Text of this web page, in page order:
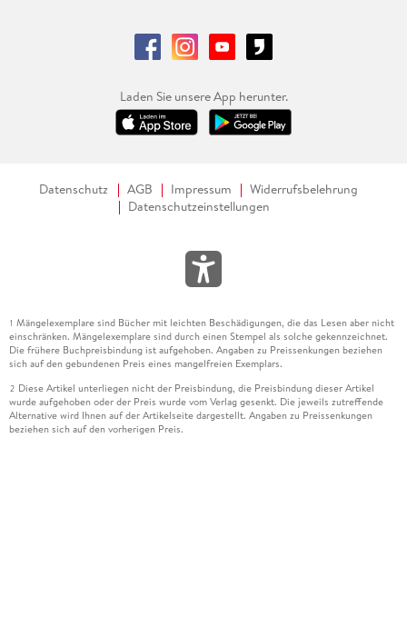
Laden Sie unsere App herunter.
Datenschutz AGB Impressum
Widerrufsbelehrung
Datenschutzeinstellungen
1 Mängelexemplare sind Bücher mit leichten Beschädigungen, die das Lesen aber nicht
einschränken. Mängelexemplare sind durch einen Stempel als solche gekennzeichnet.
Die frühere Buchpreisbindung ist aufgehoben. Angaben zu Preissenkungen beziehen
sich auf den gebundenen Preis eines mangelfreien Exemplars.
2 Diese Artikel unterliegen nicht der Preisbindung, die Preisbindung dieser Artikel
wurde aufgehoben oder der Preis wurde vom Verlag gesenkt. Die jeweils zutreffende
Alternative wird Ihnen auf der Artikelseite dargestellt. Angaben zu Preissenkungen
beziehen sich auf den vorherigen Preis.